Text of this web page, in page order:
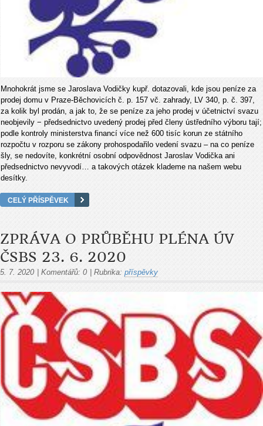
Mnohokrát jsme se Jaroslava Vodičky kupř. dotazovali, kde jsou peníze za
prodej domu v Praze-Běchovicích č. p. 157 vč. zahrady, LV 340, p. č. 397,
za kolik byl prodán, a jak to, že se peníze za jeho prodej v účetnictví svazu
neobjevily − předsednictvo uvedený prodej před členy ústředního výboru tají;
podle kontroly ministerstva financí více než 600 tisíc korun ze státního
rozpočtu v rozporu se zákony prohospodařilo vedení svazu – na co peníze
šly, se nedovíte, konkrétní osobní odpovědnost Jaroslav Vodička ani
předsednictvo nevyvodí… a takových otázek klademe na našem webu
desítky.
CELÝ PŘÍSPĚVEK
ZPRÁVA O PRŮBĚHU PLÉNA ÚV
ČSBS 23. 6. 2020
5. 7. 2020 Komentářů: 0 Rubrika: příspěvky